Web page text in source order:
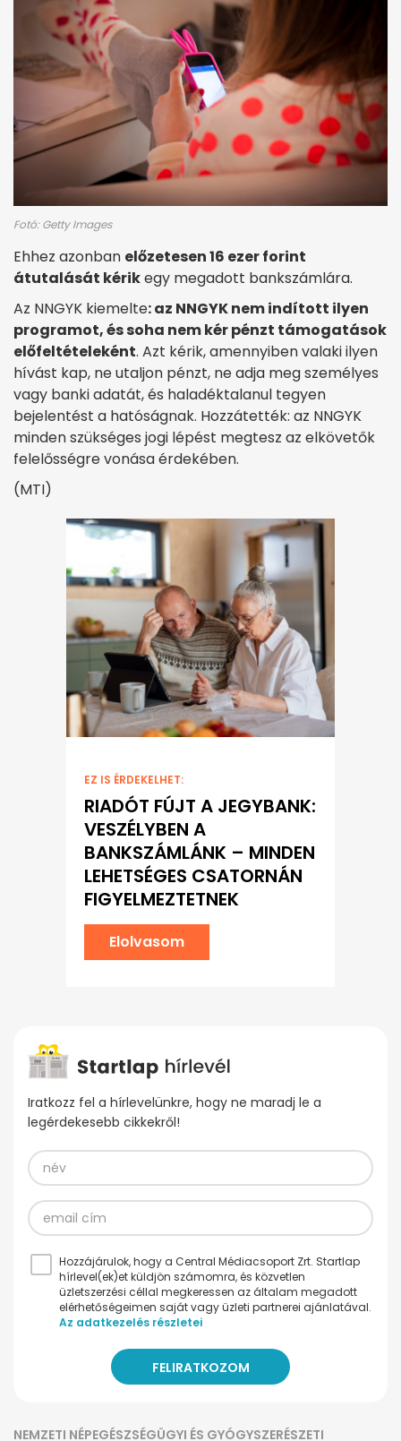
Fotó: Getty Images
Ehhez azonban előzetesen 16 ezer forint
átutalását kérikegy megadott bankszámlára.
Az NNGYK kiemelte: az NNGYK nem indított ilyen
programot, és soha nem kér pénzt támogatások
előfeltételeként. Azt kérik, amennyiben valaki ilyen
hívást kap, ne utaljon pénzt, ne adja meg személyes
vagy banki adatát, és haladéktalanul tegyen
bejelentést a hatóságnak. Hozzátették: az NNGYK
minden szükséges jogi lépést megtesz az elkövetők
felelősségre vonása érdekében.
(MTI)
EZ IS ÉRDEKELHET:
RIADÓT FÚJT A JEGYBANK:
VESZÉLYBEN A
BANKSZÁMLÁNK – MINDEN
LEHETSÉGES CSATORNÁN
FIGYELMEZTETNEK
Elolvasom
Iratkozz fel a hírlevelünkre, hogy ne maradj le a
legérdekesebb cikkekről!
Hozzájárulok, hogy a Central Médiacsoport Zrt. Startlap
hírlevel(ek)et küldjön számomra, és közvetlen
üzletszerzési céllal megkeressen az általam megadott
elérhetőségeimen saját vagy üzleti partnerei ajánlatával.
Az adatkezelés részletei
NEMZETI NÉPEGÉSZSÉGÜGYI ÉS GYÓGYSZERÉSZETI